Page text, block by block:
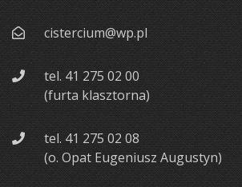
cistercium@wp.pl
tel. 41 275 02 00
(furta klasztorna)
tel. 41 275 02 08
(o. Opat Eugeniusz Augustyn)